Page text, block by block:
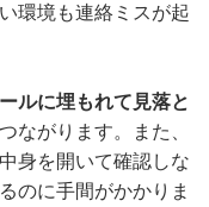
環境も連絡ミスが起
ルに埋もれて見落と
ながります。また、
身を開いて確認しな
のに手間がかかりま